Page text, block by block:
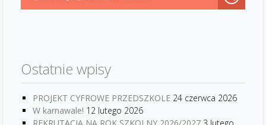
Ostatnie wpisy
PROJEKT CYFROWE PRZEDSZKOLE 24 czerwca 2026
W karnawale! 12 lutego 2026